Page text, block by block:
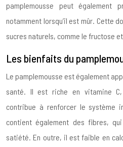
pamplemousse peut également
notamment lorsqu’il est mûr. Cette
sucres naturels, comme le fructose
Les bienfaits du
Le pamplemousse est également
santé. Il est riche en vitamine
contribue à renforcer le système
contient également des fibres,
satiété. En outre, il est faible en